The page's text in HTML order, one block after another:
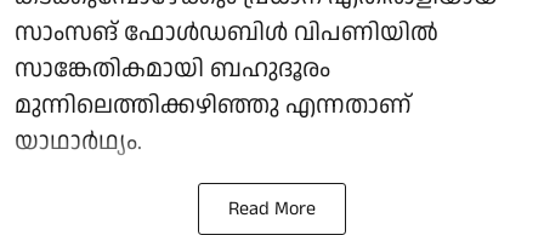
സാംസങ് ഫോൾഡബിൾ വിപണിയിൽ
സാങ്കേതികമായി ബഹുദൂരം
മുന്നിലെത്തിക്കഴിഞ്ഞു എന്നതാണ്
യാഥാർഥ്യം.
Read More